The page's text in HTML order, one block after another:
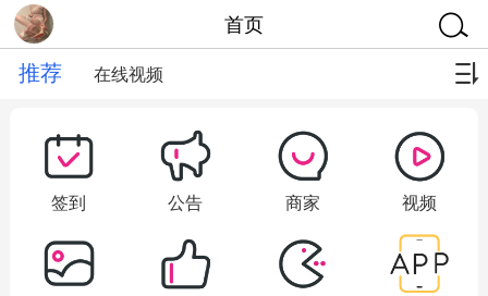
首页
推荐 在线视频
签到 公告 商家 视频